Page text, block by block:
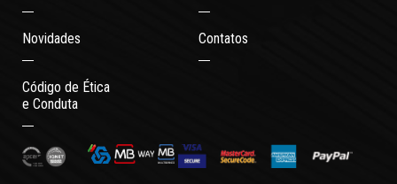
Novidades Contatos
Código de Ética
e Conduta